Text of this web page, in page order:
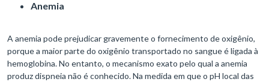
Anemia
A anemia pode prejudicar gravemente o fornecimento de oxigênio,
porque a maior parte do oxigênio transportado no sangue é ligada à
hemoglobina. No entanto, o mecanismo exato pelo qual a anemia
produz dispneia não é conhecido. Na medida em que o pH local das